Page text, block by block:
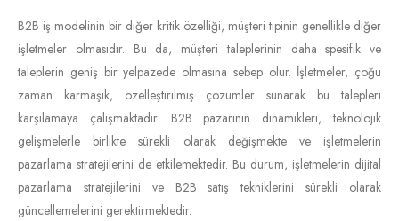
B2B iş modelinin bir diğer kritik özelliği, müşteri tipinin genellikle diğer
işletmeler olmasıdır. Bu da, müşteri taleplerinin daha spesifik ve
taleplerin geniş bir yelpazede olmasına sebep olur. İşletmeler, çoğu
zaman karmaşık, özelleştirilmiş çözümler sunarak bu talepleri
karşılamaya çalışmaktadır. B2B pazarının dinamikleri, teknolojik
gelişmelerle birlikte sürekli olarak değişmekte ve işletmelerin
pazarlama stratejilerini de etkilemektedir. Bu durum, işletmelerin dijital
pazarlama stratejilerini ve B2B satış tekniklerini sürekli olarak
güncellemelerini gerektirmektedir.